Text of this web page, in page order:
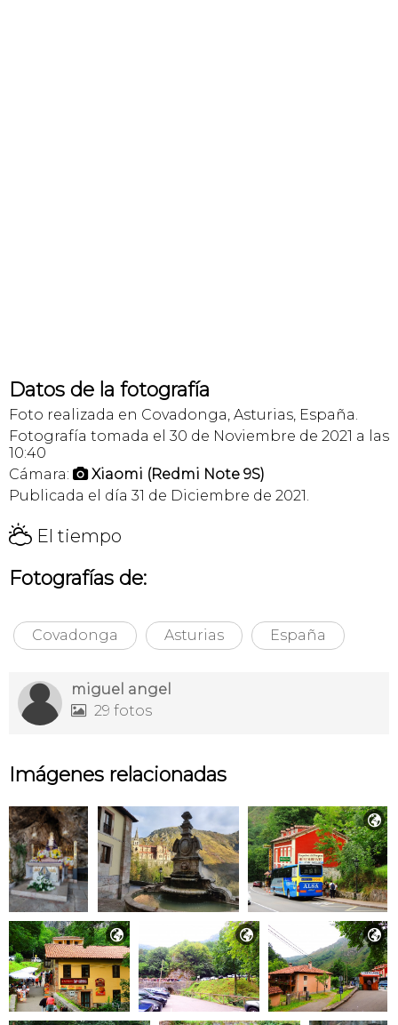
Datos de la fotografía
Foto realizada en Covadonga, Asturias, España.
Fotografía tomada el 30 de Noviembre de 2021 a las
10:40
Cámara:  Xiaomi (Redmi Note 9S)
Publicada el día 31 de Diciembre de 2021.
H El tiempo
Fotografías de:
Covadonga Asturias España
miguel angel
 29 fotos
Imágenes relacionadas

  